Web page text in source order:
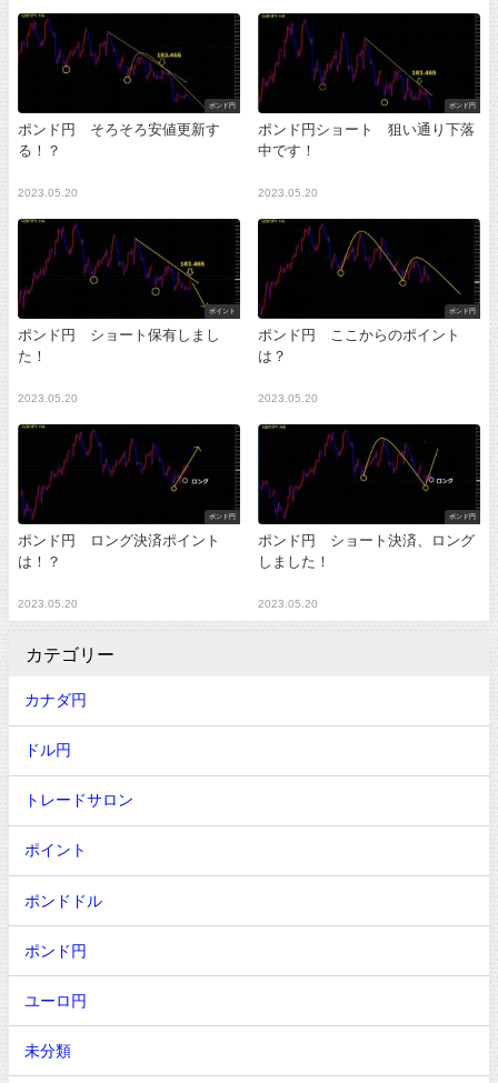
ポンド円
ポンド円 そろそろ安値更新す
る！？
2023.05.20
ポンド円
ポンド円ショート 狙い通り下落
中です！
2023.05.20
ポイント
ポンド円 ショート保有しまし
た！
2023.05.20
ポンド円
ポンド円 ここからのポイント
は？
2023.05.20
ポンド円
ポンド円 ロング決済ポイント
は！？
2023.05.20
ポンド円
ポンド円 ショート決済、ロング
しました！
2023.05.20
カテゴリー
カナダ円
ドル円
トレードサロン
ポイント
ポンドドル
ポンド円
ユーロ円
未分類